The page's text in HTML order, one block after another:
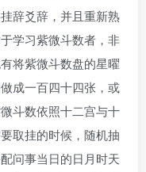
辞爻辞，并且重新熟
学习紫微斗数者，非
将紫微斗数盘的星曜
成一百四十四张，或
斗数依照十二宫与十
取挂的时候，随机抽
问事当日的日月时天